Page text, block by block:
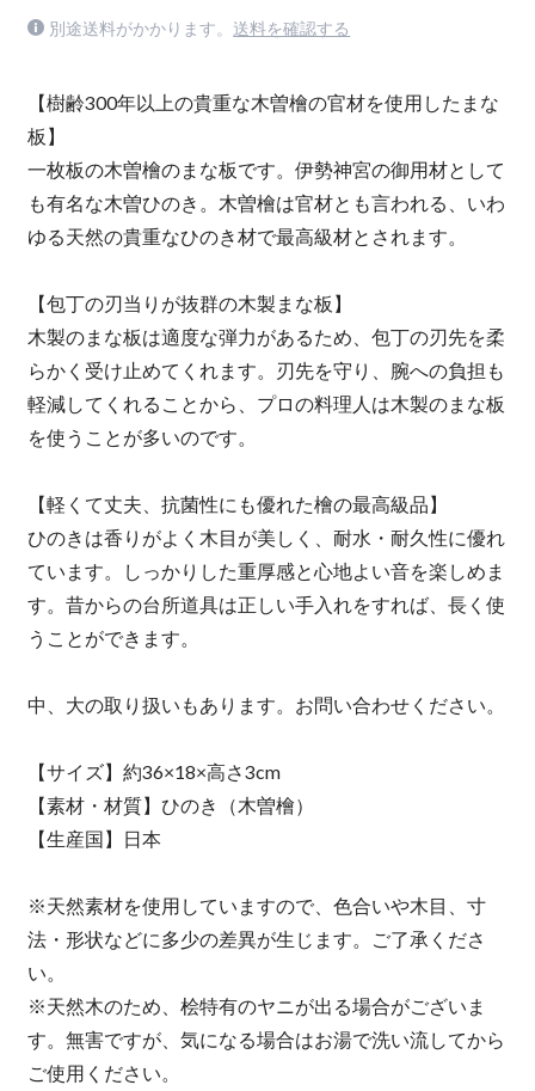
別途送料がかかります。 送料を確認する
【樹齢300年以上の貴重な木曽檜の官材を使用したまな
板】
一枚板の木曽檜のまな板です。伊勢神宮の御用材として
も有名な木曽ひのき。木曽檜は官材とも言われる、いわ
ゆる天然の貴重なひのき材で最高級材とされます。
【包丁の刃当りが抜群の木製まな板】
木製のまな板は適度な弾力があるため、包丁の刃先を柔
らかく受け止めてくれます。刃先を守り、腕への負担も
軽減してくれることから、プロの料理人は木製のまな板
を使うことが多いのです。
【軽くて丈夫、抗菌性にも優れた檜の最高級品】
ひのきは香りがよく木目が美しく、耐水・耐久性に優れ
ています。しっかりした重厚感と心地よい音を楽しめま
す。昔からの台所道具は正しい手入れをすれば、長く使
うことができます。
中、大の取り扱いもあります。お問い合わせください。
【サイズ】約36×18×高さ3cm
【素材・材質】ひのき（木曽檜）
【生産国】日本
※天然素材を使用していますので、色合いや木目、寸
法・形状などに多少の差異が生じます。ご了承くださ
い。
※天然木のため、桧特有のヤニが出る場合がございま
す。無害ですが、気になる場合はお湯で洗い流してから
ご使用ください。